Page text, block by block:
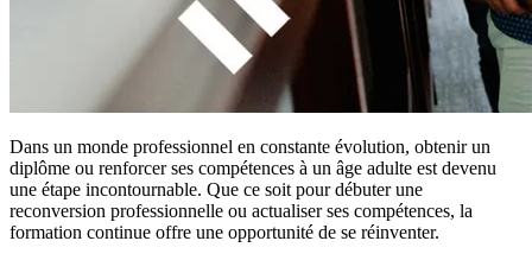
Dans un monde professionnel en constante évolution, obtenir un
diplôme ou renforcer ses compétences à un âge adulte est devenu
une étape incontournable. Que ce soit pour débuter une
reconversion professionnelle ou actualiser ses compétences, la
formation continue offre une opportunité de se réinventer.